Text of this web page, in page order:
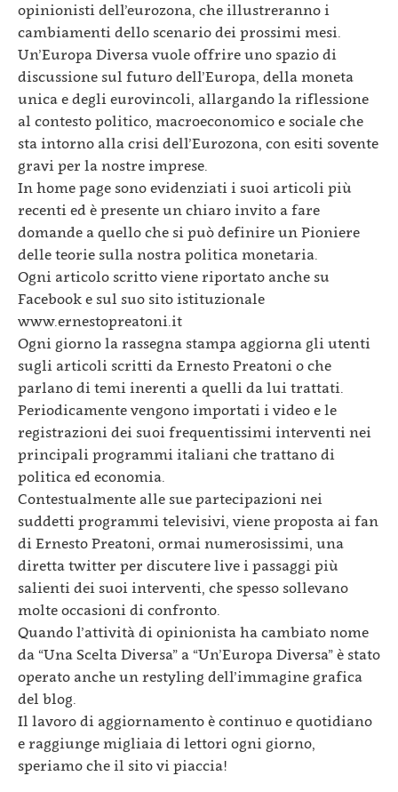
opinionisti dell’eurozona, che illustreranno i
cambiamenti dello scenario dei prossimi mesi.
Un’Europa Diversa vuole offrire uno spazio di
discussione sul futuro dell’Europa, della moneta
unica e degli eurovincoli, allargando la riflessione
al contesto politico, macroeconomico e sociale che
sta intorno alla crisi dell’Eurozona, con esiti sovente
gravi per la nostre imprese.
In home page sono evidenziati i suoi articoli più
recenti ed è presente un chiaro invito a fare
domande a quello che si può definire un Pioniere
delle teorie sulla nostra politica monetaria.
Ogni articolo scritto viene riportato anche su
Facebook e sul suo sito istituzionale
www.ernestopreatoni.it
Ogni giorno la rassegna stampa aggiorna gli utenti
sugli articoli scritti da Ernesto Preatoni o che
parlano di temi inerenti a quelli da lui trattati.
Periodicamente vengono importati i video e le
registrazioni dei suoi frequentissimi interventi nei
principali programmi italiani che trattano di
politica ed economia.
Contestualmente alle sue partecipazioni nei
suddetti programmi televisivi, viene proposta ai fan
di Ernesto Preatoni, ormai numerosissimi, una
diretta twitter per discutere live i passaggi più
salienti dei suoi interventi, che spesso sollevano
molte occasioni di confronto.
Quando l’attività di opinionista ha cambiato nome
da “Una Scelta Diversa” a “Un’Europa Diversa” è stato
operato anche un restyling dell’immagine grafica
del blog.
Il lavoro di aggiornamento è continuo e quotidiano
e raggiunge migliaia di lettori ogni giorno,
speriamo che il sito vi piaccia!